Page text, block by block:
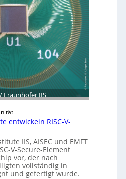
Fraunhofer IIS
entwickeln RISC-V-
IIS, AISEC und EMFT
V-Secure-Element
vor, der nach
vollständig in
und gefertigt wurde.